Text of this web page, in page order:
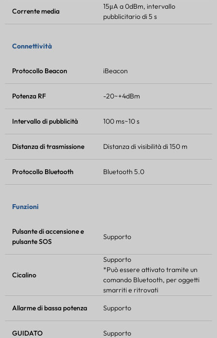
Corrente media
15μA a 0dBm, intervallo
pubblicitario di 5 s
Connettività
Protocollo Beacon iBeacon
Potenza RF -20~+4dBm
Intervallo di pubblicità 100 ms~10 s
Distanza di trasmissione Distanza di visibilità di 150 m
Protocollo Bluetooth Bluetooth 5.0
Funzioni
Pulsante di accensione e
pulsante SOS
Supporto
Cicalino
Supporto
*Può essere attivato tramite un
comando Bluetooth, per oggetti
smarriti e ritrovati
Allarme di bassa potenza Supporto
GUIDATO Supporto